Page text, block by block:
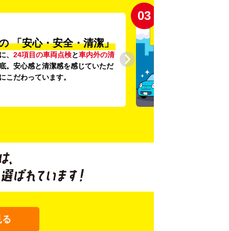
「安心・安全・清潔」
、 24項目の車両点検と車内外の清
。安心感と清潔感を感じていただ
こだわっています。
03